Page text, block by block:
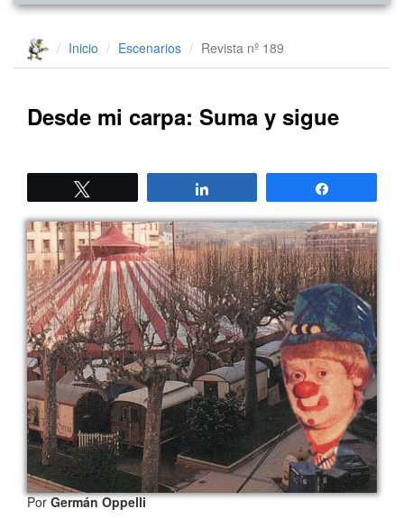
Inicio Escenarios Revista nº 189
Desde mi carpa: Suma y sigue
PorGermán Oppelli